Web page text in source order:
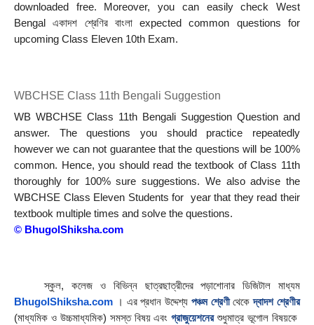
downloaded free. Moreover, you can easily check West
Bengal একাদশ শ্রেণির বাংলা expected common questions for
upcoming Class Eleven 10th Exam.
WBCHSE Class 11th Bengali Suggestion
WB WBCHSE Class 11th Bengali Suggestion Question and
answer. The questions you should practice repeatedly
however we can not guarantee that the questions will be 100%
common. Hence, you should read the textbook of Class 11th
thoroughly for 100% sure suggestions. We also advise the
WBCHSE Class Eleven Students for  year that they read their
textbook multiple times and solve the questions.
© BhugolShiksha.com
BhugolShiksha.com । এর প্রধান উদ্দেশ্য পঞ্চম শ্রেণী থেকে দ্বাদশ শ্রেণীর
(মাধ্যমিক ও উচ্চমাধ্যমিক) সমস্ত বিষয় এবং গ্রাজুয়েশনের শুধুমাত্র ভূগোল বিষয়কে